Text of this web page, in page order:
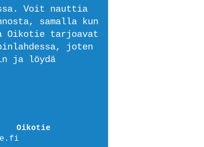
Voit nauttia
samalla kun
tarjoavat
joten
ja löydä
Oikotie